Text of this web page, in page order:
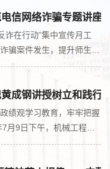
洪军、徐春广、周正干、
专家学者做客讲学，为学
前沿学术成果分享，讲座
信网络诈骗专题讲座
诈在行动”集中宣传月工
骗案件发生，提升师生识
7月9日下午，机械工程
分局蔚嘉辉警官主讲，学
持会议，学院全体班主
学习。讲座上，蔚嘉辉警
成钢讲授树立和践行
绩观学习教育，牢牢把握
月9日下午，机械工程学
会议室以《树立和践